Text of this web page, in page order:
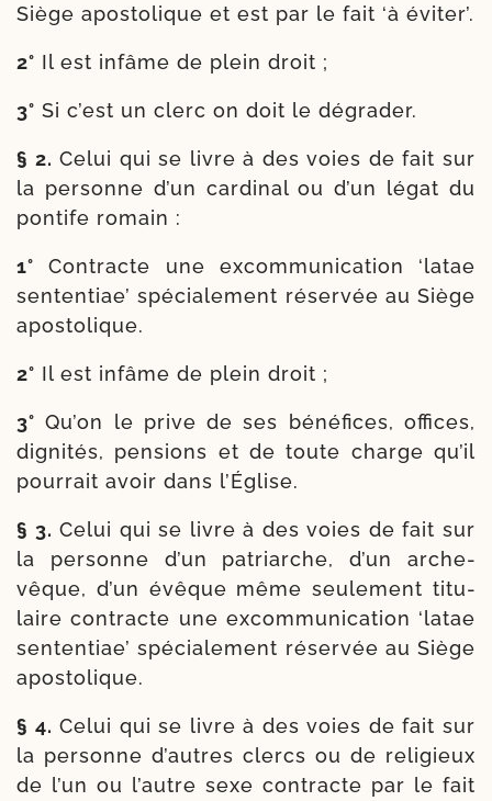
Siège apos­to­lique et est par le fait ‘à éviter’.
2° Il est infâme de plein droit ;
3° Si c’est un clerc on doit le dégrader.
§ 2. Celui qui se livre à des voies de fait sur
la per­sonne d’un car­di­nal ou d’un légat du
pon­tife romain :
1° Contracte une excom­mu­ni­ca­tion ‘latae
sen­ten­tiae’ spé­cia­le­ment réser­vée au Siège
apostolique.
2° Il est infâme de plein droit ;
3° Qu’on le prive de ses béné­fices, offices,
digni­tés, pen­sions et de toute charge qu’il
pour­rait avoir dans l’Église.
§ 3. Celui qui se livre à des voies de fait sur
la per­sonne d’un patriarche, d’un arche­
vêque, d’un évêque même seule­ment titu­
laire contracte une excom­mu­ni­ca­tion ‘latae
sen­ten­tiae’ spé­cia­le­ment réser­vée au Siège
apostolique.
§ 4. Celui qui se livre à des voies de fait sur
la per­sonne d’autres clercs ou de reli­gieux
de l’un ou l’autre sexe contracte par le fait